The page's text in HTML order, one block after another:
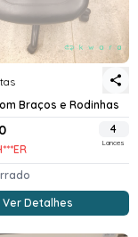
Braços e Rodinhas
4
Lances
Ver Detalhes